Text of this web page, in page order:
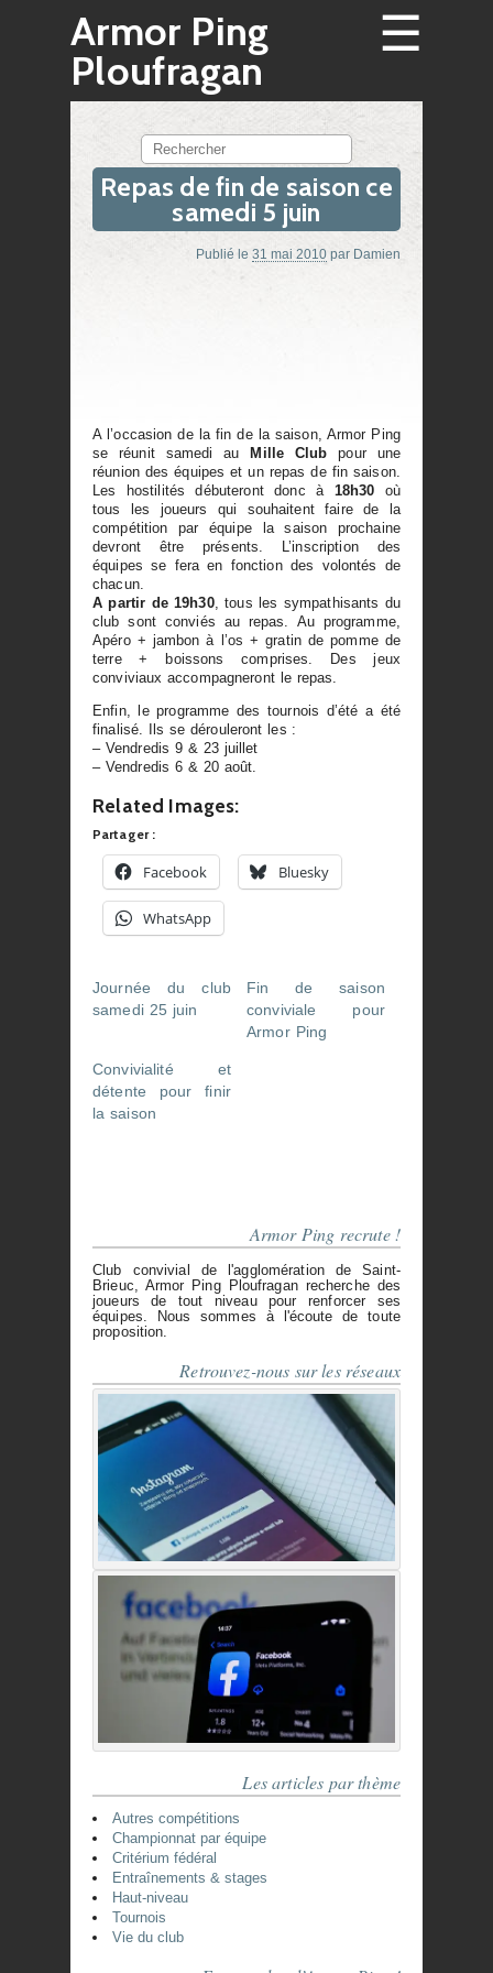
Armor Ping
Ploufragan
☰
Rechercher
Repas de fin de saison ce
samedi 5 juin
Publié le 31 mai 2010 par Damien
A l’occasion de la fin de la saison, Armor Ping
se réunit samedi au
Mille Club pour une
réunion des équipes et un repas de fin saison.
Les hostilités débuteront donc à 18h30 où
tous les joueurs qui souhaitent faire de la
compétition par équipe la saison prochaine
devront être présents. L’inscription des
équipes se fera en fonction des volontés de
chacun.
A partir de 19h30, tous les sympathisants du
club sont conviés au repas. Au programme,
Apéro + jambon à l’os + gratin de pomme de
terre + boissons comprises. Des jeux
conviviaux accompagneront le repas.
Enfin, le programme des tournois d’été a été
finalisé. Ils se dérouleront les :
– Vendredis 9 & 23 juillet
– Vendredis 6 & 20 août.
Related Images:
Partager :
Facebook Bluesky
WhatsApp
Journée du club
samedi 25 juin
Fin de saison
conviviale pour
Armor Ping
Convivialité et
détente pour finir
la saison
Armor Ping recrute !
Club convivial de l'agglomération de Saint-
Brieuc, Armor Ping Ploufragan recherche des
joueurs de tout niveau pour renforcer ses
équipes. Nous sommes à l'écoute de toute
proposition.
Retrouvez-nous sur les réseaux
Les articles par thème
Autres compétitions
Championnat par équipe
Critérium fédéral
Entraînements & stages
Haut-niveau
Tournois
Vie du club